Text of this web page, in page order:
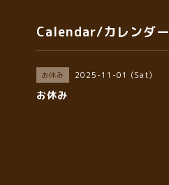
Calendar/カレンダー
お休み 2025-11-01 (Sat)
お休み